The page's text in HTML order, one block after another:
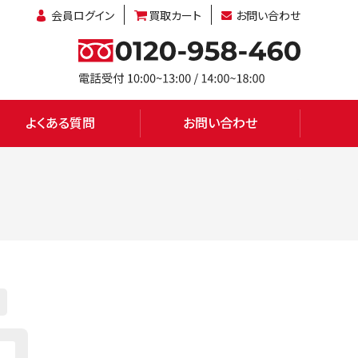
会員ログイン 買取カート お問い合わせ
よくある質問 お問い合わせ